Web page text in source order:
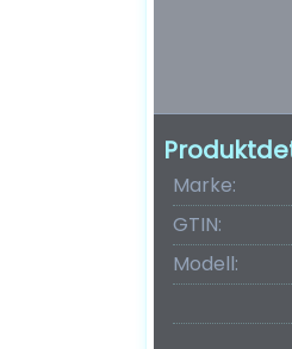
Marke:
GTIN:
Modell: